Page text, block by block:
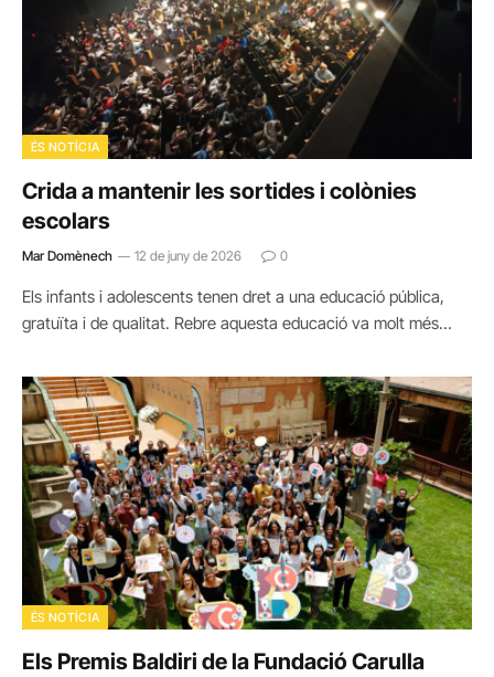
ÉS NOTÍCIA
Crida a mantenir les sortides i colònies
escolars
Mar Domènech 12 de juny de 2026 0
Els infants i adolescents tenen dret a una educació pública,
gratuïta i de qualitat. Rebre aquesta educació va molt més…
ÉS NOTÍCIA
Els Premis Baldiri de la Fundació Carulla